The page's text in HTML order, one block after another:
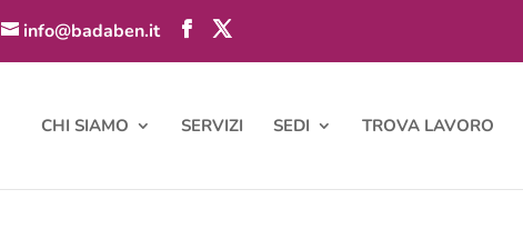
info@badaben.it
CHI SIAMO SERVIZI SEDI TROVA LAVORO